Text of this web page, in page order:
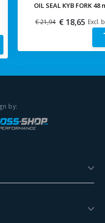
OIL SEAL KYB FORK 48
€ 21,94 € 18,65 Excl.